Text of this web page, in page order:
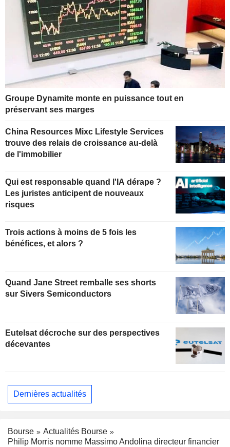
Groupe Dynamite monte en puissance tout en
préservant ses marges
China Resources Mixc Lifestyle Services
trouve des relais de croissance au-delà
de l'immobilier
Qui est responsable quand l'IA dérape ?
Les juristes anticipent de nouveaux
risques
Trois actions à moins de 5 fois les
bénéfices, et alors ?
Quand Jane Street remballe ses shorts
sur Sivers Semiconductors
Eutelsat décroche sur des perspectives
décevantes
Dernières actualités
Bourse
Actualités Bourse
Philip Morris nomme Massimo Andolina directeur financier